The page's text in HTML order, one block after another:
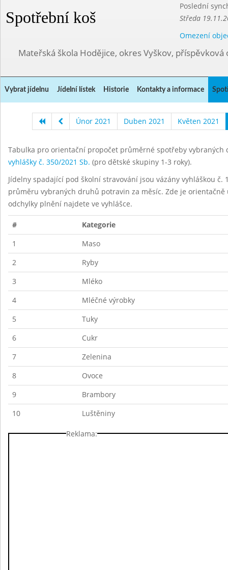
Spotřební koš
Poslední
Středa
Omezení
Mateřská škola Hodějice, okres Vyškov, příspěvková
Vybrat jídelnu Jídelní lístek Historie Kontakty a informace
Únor 2021 Duben 2021 Květen 2021
Tabulka pro orientační propočet průměrné spotřeby
vyhlášky č. 350/2021 Sb. (pro dětské skupiny 1-3 roky).
Jídelny spadající pod školní stravování jsou vázány vyhláškou
průměru vybraných druhů potravin za měsíc. Zde je
odchylky plnění najdete ve vyhlášce.
#
Kategorie
1
Maso
2
Ryby
3
Mléko
4
Mléčné výrobky
5
Tuky
6
Cukr
7
Zelenina
8
Ovoce
9
Brambory
10
Luštěniny
Reklama: